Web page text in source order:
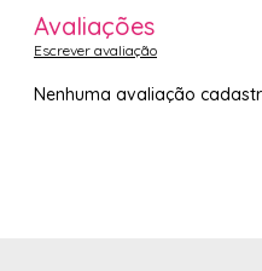
Avaliações
Escrever avaliação
Nenhuma avaliação